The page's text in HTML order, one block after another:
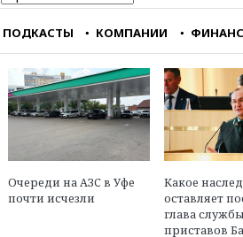
ПОДКАСТЫ КОМПАНИИ
Очереди на АЗС в Уфе
почти исчезли
Какое
оставляет
глава
приставов
Республиканцам
важно заткнуть горло
главному
оппозиционному
— CNN
Александр Трещев
юрист, эксперт в
международного